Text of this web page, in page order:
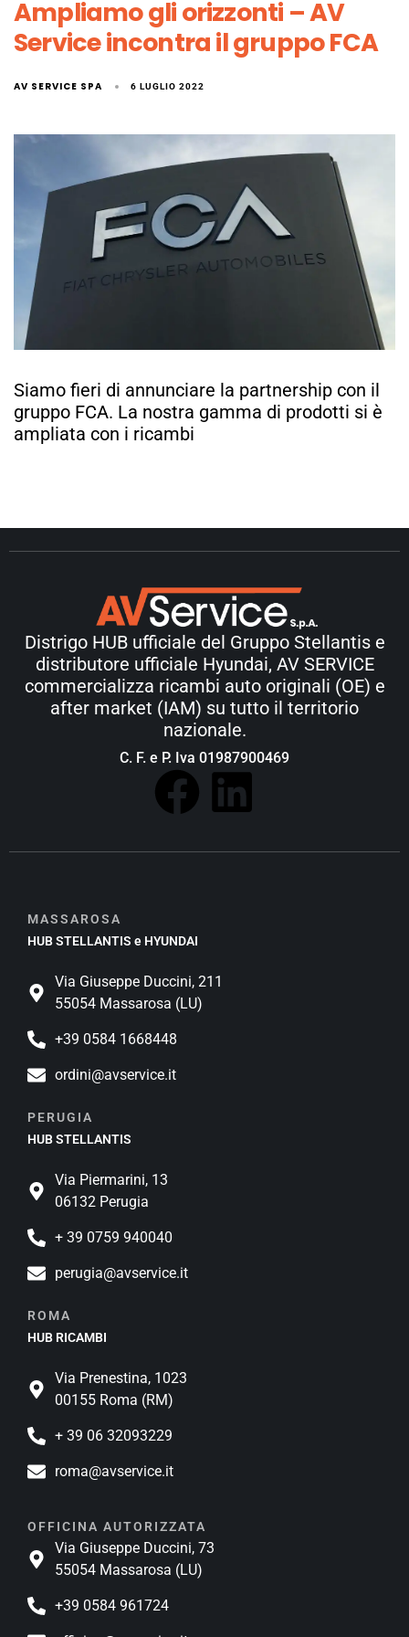
Ampliamo gli orizzonti – AV
Service incontra il gruppo FCA
AV SERVICE SPA 6 LUGLIO 2022
Siamo fieri di annunciare la partnership con il
gruppo FCA. La nostra gamma di prodotti si è
ampliata con i ricambi
Distrigo HUB ufficiale del Gruppo Stellantis e
distributore ufficiale Hyundai, AV SERVICE
commercializza ricambi auto originali (OE) e
after market (IAM) su tutto il territorio
nazionale.
C. F. e P. Iva 01987900469
MASSAROSA
HUB STELLANTIS e HYUNDAI
Via Giuseppe Duccini, 211
55054 Massarosa (LU)
+39 0584 1668448
ordini@avservice.it
PERUGIA
HUB STELLANTIS
Via Piermarini, 13
06132 Perugia
+ 39 0759 940040
perugia@avservice.it
ROMA
HUB RICAMBI
Via Prenestina, 1023
00155 Roma (RM)
+ 39 06 32093229
roma@avservice.it
OFFICINA AUTORIZZATA
Via Giuseppe Duccini, 73
55054 Massarosa (LU)
+39 0584 961724